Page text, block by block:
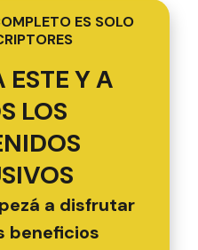
ES SOLO
ESTE Y A
LOS
a disfrutar
beneficios